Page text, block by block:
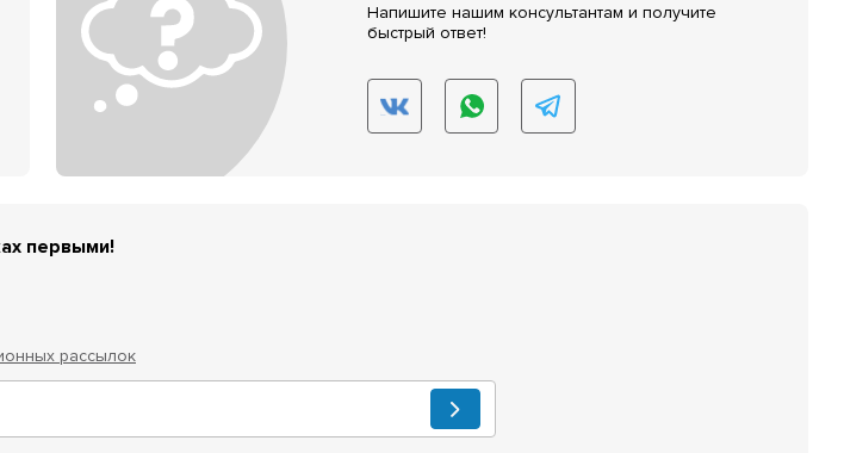
Напишите нашим консультантам и получите
быстрый ответ!
первыми!
рассылок